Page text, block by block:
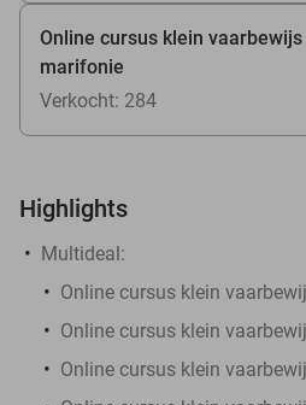
Online cursus klein
marifonie
Verkocht: 284
Highlights
Multideal:
Online cursus klein
Online cursus klein
Online cursus klein